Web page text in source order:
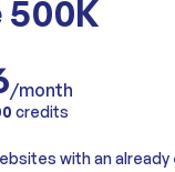
500K
/month
credits
with an